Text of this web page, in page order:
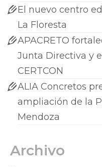
El nuevo centro
La Floresta
APACRETO
Junta Directiva y
CERTCON
ALIA Concretos
ampliación de la
Mendoza
Archivo